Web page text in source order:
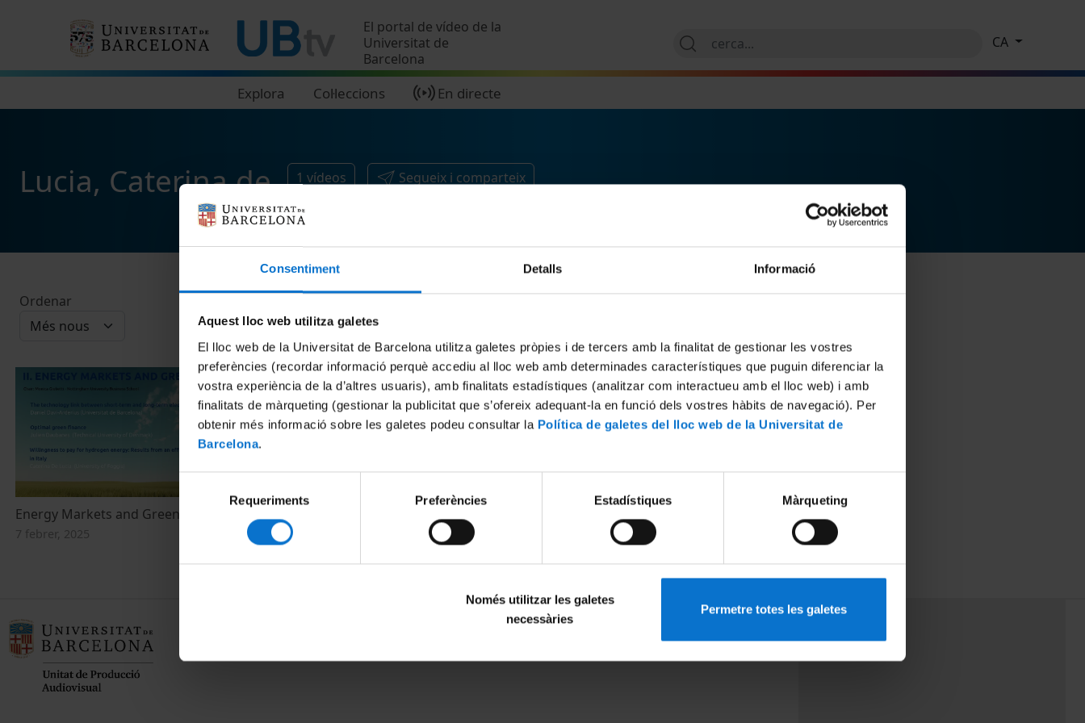
Consentiment Detalls Informació
Aquest lloc web utilitza galetes
El lloc web de la Universitat de Barcelona utilitza galetes pròpies i de tercers amb la finalitat de gestionar les vostres
preferències (recordar informació perquè accediu al lloc web amb determinades característiques que puguin diferenciar la
vostra experiència de la d’altres usuaris), amb finalitats estadístiques (analitzar com interactueu amb el lloc web) i amb
finalitats de màrqueting (gestionar la publicitat que s’ofereix adequant-la en funció dels vostres hàbits de navegació). Per
obtenir més informació sobre les galetes podeu consultar la Política de galetes del lloc web de la Universitat de
Barcelona.
Selecció
de
consentiment
Requeriments Preferències Estadístiques Màrqueting
Només utilitzar les galetes
necessàries
Permetre totes les galetes
El portal de vídeo de la
Universitat de
Barcelona
Explora Col·leccions En directe
CA
Lucia, Caterina de 1 vídeos Segueix i comparteix
Ordenar
Energy Markets and Green Finance
7 febrer, 2025
MENÚ PEU 1 PEU 3